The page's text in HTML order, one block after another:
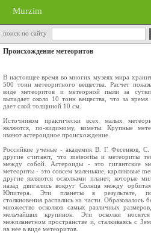
Murzim
поиск по сайту
Происхождение метеоритов
В настоящее время во многих музеях мира
500 тонн метеоритного вещества. Расчет
виде метеоритов и метеорной пыли за
выпадает около 10 тонн вещества, что за
дает слой толщиной 10 см.
Источником практически всех малых
являются, по-видимому, кометы. Крупные
имеют астероидное происхождение.
Российкие ученые - академик В. Г. Фесенков,
другие считают, что meteoritы и метеориты
между собой. Астероиды - это гигантские
метеориты - это совсем маленькие, карликовые
другие являются осколками планет, которые
назад двигались вокруг Солнца между
Юпитера. Эти планеты в результате, по-
столкновения распались на части. Образовалось
множество осколков самых различных
мельчайших крупинок. Эти осколки
межпланетном пространстве и, сталкиваясь с
на нее в виде метеоритов.